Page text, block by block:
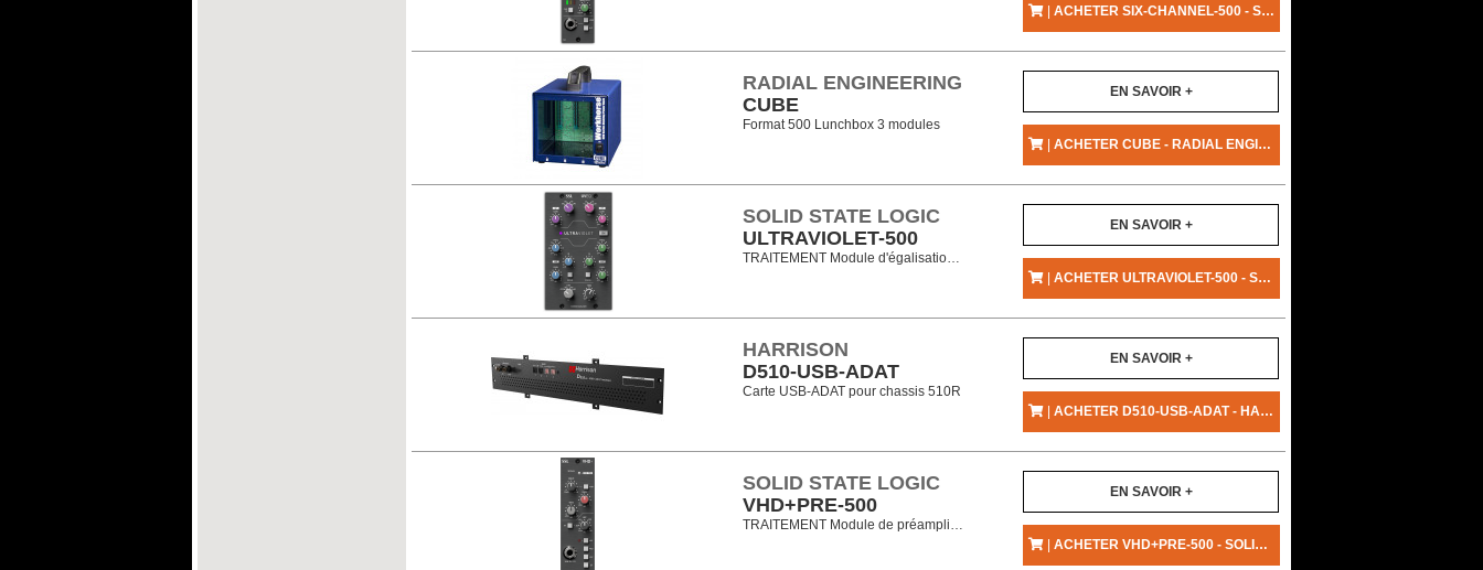
| ACHETER SIX-CHANNEL-500 - SOLID STATE LOGIC
RADIAL ENGINEERING
CUBE
Format 500 Lunchbox 3 modules
EN SAVOIR +
| ACHETER CUBE - RADIAL ENGINEERING
SOLID STATE LOGIC
ULTRAVIOLET-500
TRAITEMENT Module d'égalisatio…
EN SAVOIR +
| ACHETER ULTRAVIOLET-500 - SOLID STATE LOGIC
HARRISON
D510-USB-ADAT
Carte USB-ADAT pour chassis 510R
EN SAVOIR +
| ACHETER D510-USB-ADAT - HARRISON
SOLID STATE LOGIC
VHD+PRE-500
TRAITEMENT Module de préampli…
EN SAVOIR +
| ACHETER VHD+PRE-500 - SOLID STATE LOGIC